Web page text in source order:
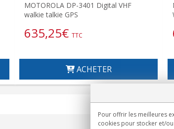
MOTOROLA DP-3401 Digital VHF
walkie talkie GPS
635,25€ TTC
ACHETER
Pour offrir les meilleures
cookies pour stocker et/